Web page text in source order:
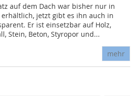
auf dem Dach war bisher nur in
erhältlich, jetzt gibt es ihn auch in
Er ist einsetzbar auf Holz,
Stein, Beton, Styropor und...
mehr